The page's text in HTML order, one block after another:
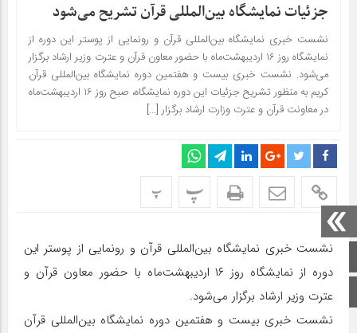
صفحه اصلی
اینستاگرام
جزئیات نمایشگاه بین‌المللی قرآن تشریح می‌شود
نشست خبری نمایشگاه بین‌المللی قرآن و رونمایی از پوستر این دوره از
نمایشگاه روز ۱۶ اردیبهشت‌ماه با حضور معاون قرآن و عترت وزیر ارشاد برگزار
می‌شود. نشست خبری بیست و هفتمین دوره نمایشگاه بین‌المللی قرآن
کریم به منظور تشریح جزئیات این دوره نمایشگاه، صبح روز ۱۶ اردیبهشت‌ماه
در معاونت قرآن و عترت وزارت ارشاد برگزار […]
پ پ
نشست خبری نمایشگاه بین‌المللی قرآن و رونمایی از پوستر این
دوره از نمایشگاه روز ۱۶ اردیبهشت‌ماه با حضور معاون قرآن و
عترت وزیر ارشاد برگزار می‌شود.
نشست خبری بیست و هفتمین دوره نمایشگاه بین‌المللی قرآن